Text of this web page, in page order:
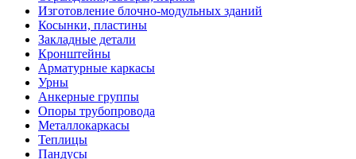
Изготовление блочно-модульных зданий
Косынки, пластины
Закладные детали
Кронштейны
Арматурные каркасы
Урны
Анкерные группы
Опоры трубопровода
Металлокаркасы
Теплицы
Пандусы